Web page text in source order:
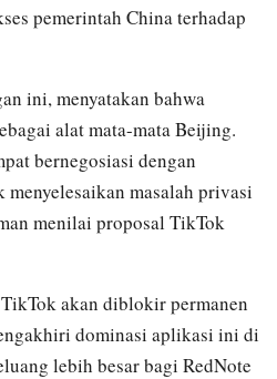
pemerintah China terhadap
ini, menyatakan bahwa
alat mata-mata Beijing.
bernegosiasi dengan
masalah privasi
menilai proposal TikTok
akan diblokir permanen
dominasi aplikasi ini di
lebih besar bagi RedNote